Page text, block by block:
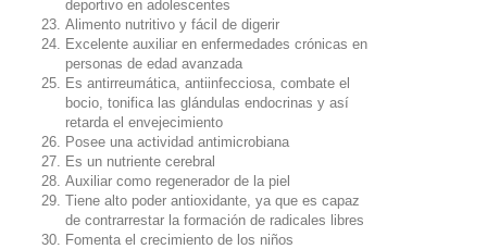
deportivo en adolescentes
Alimento nutritivo y fácil de digerir
Excelente auxiliar en enfermedades crónicas en
personas de edad avanzada
Es antirreumática, antiinfecciosa, combate el
bocio, tonifica las glándulas endocrinas y así
retarda el envejecimiento
Posee una actividad antimicrobiana
Es un nutriente cerebral
Auxiliar como regenerador de la piel
Tiene alto poder antioxidante, ya que es capaz
de contrarrestar la formación de radicales libres
Fomenta el crecimiento de los niños